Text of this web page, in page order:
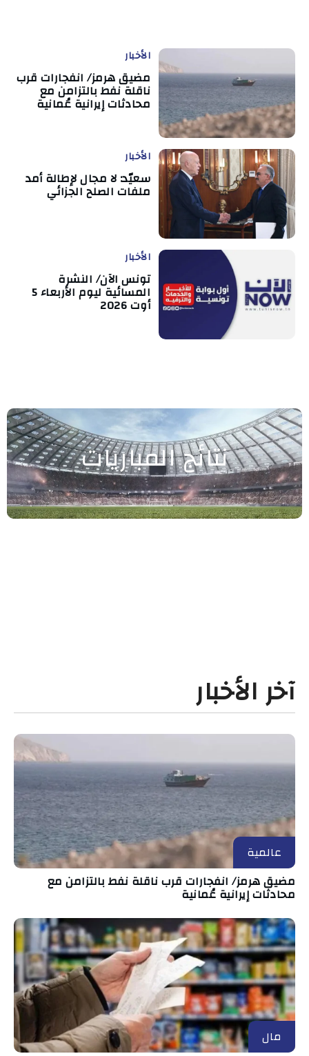
الأخبار
مضيق هرمز/ انفجارات قرب
ناقلة نفط بالتزامن مع
محادثات إيرانية عُمانية
الأخبار
سعيّد: لا مجال لإطالة أمد
ملفات الصلح الجزائي
الأخبار
تونس الآن/ النشرة
المسائية ليوم الأربعاء 5
أوت 2026
نتائج المباريات
آخر الأخبار
عالمية
مضيق هرمز/ انفجارات قرب ناقلة نفط بالتزامن مع
محادثات إيرانية عُمانية
مال